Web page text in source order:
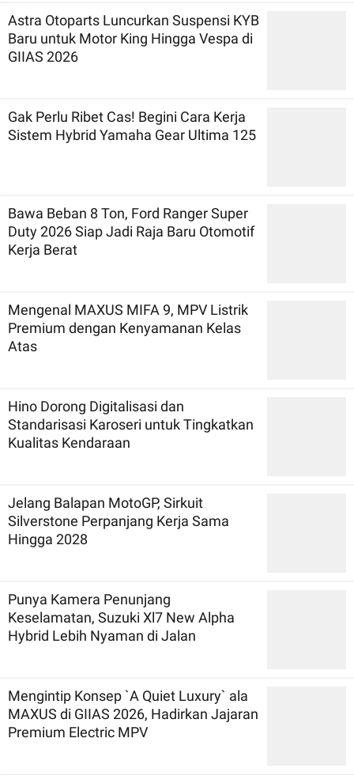
Astra Otoparts Luncurkan Suspensi KYB
Baru untuk Motor King Hingga Vespa di
GIIAS 2026
Gak Perlu Ribet Cas! Begini Cara Kerja
Sistem Hybrid Yamaha Gear Ultima 125
Bawa Beban 8 Ton, Ford Ranger Super
Duty 2026 Siap Jadi Raja Baru Otomotif
Kerja Berat
Mengenal MAXUS MIFA 9, MPV Listrik
Premium dengan Kenyamanan Kelas
Atas
Hino Dorong Digitalisasi dan
Standarisasi Karoseri untuk Tingkatkan
Kualitas Kendaraan
Jelang Balapan MotoGP, Sirkuit
Silverstone Perpanjang Kerja Sama
Hingga 2028
Punya Kamera Penunjang
Keselamatan, Suzuki Xl7 New Alpha
Hybrid Lebih Nyaman di Jalan
Mengintip Konsep `A Quiet Luxury` ala
MAXUS di GIIAS 2026, Hadirkan Jajaran
Premium Electric MPV